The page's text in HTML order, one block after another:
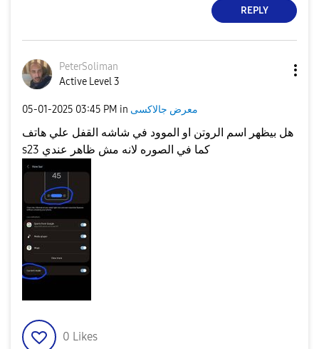
REPLY
PeterSoliman
Active Level 3
‎05-01-2025 03:45 PM in معرض جالاكسى
هل بيظهر اسم الروتن او الموود في شاشه القفل علي هاتف
s23 كما في الصوره لانه مش ظاهر عندي
0 Likes